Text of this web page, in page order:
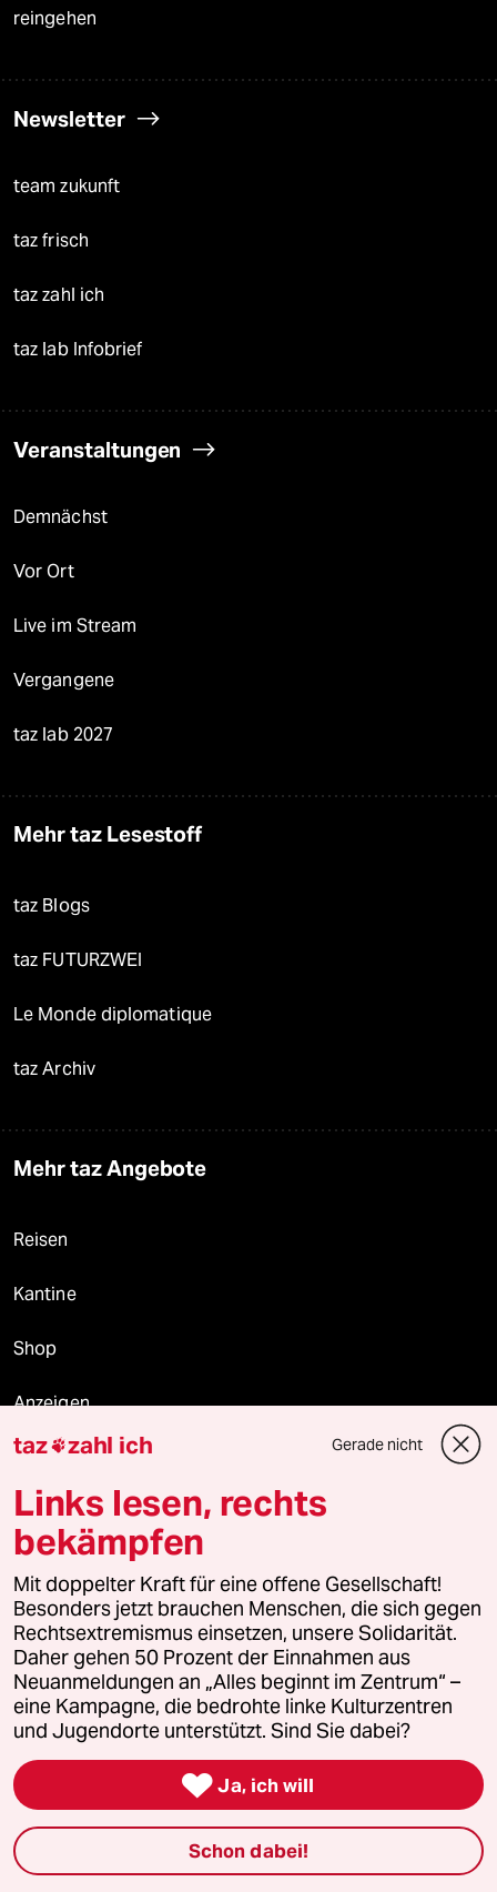
reingehen
Newsletter
team zukunft
taz frisch
taz zahl ich
taz lab Infobrief
Veranstaltungen
Demnächst
Vor Ort
Live im Stream
Vergangene
taz lab 2027
Mehr taz Lesestoff
taz Blogs
taz FUTURZWEI
Le Monde diplomatique
taz Archiv
Mehr taz Angebote
Reisen
Kantine
Shop
Anzeigen
Fragen & Hilfe
Feedback
Aboservice
ePaper Login
Downloads für Abonnierende
© 2026 taz Verlags und Vertriebs GmbH
Alle Rechte vorbehalten. Bei rechtlichen Fragen oder für Genehmigungen
wenden Sie sich bitte anlizenzen@taz.de
taz zahl ich Gerade nicht
Links lesen, rechts
bekämpfen
Mit doppelter Kraft für eine offene Gesellschaft!
Besonders jetzt brauchen Menschen, die sich gegen
Rechtsextremismus einsetzen, unsere Solidarität.
Daher gehen 50 Prozent der Einnahmen aus
Neuanmeldungen an „Alles beginnt im Zentrum“ –
eine Kampagne, die bedrohte linke Kulturzentren
und Jugendorte unterstützt. Sind Sie dabei?
 Ja, ich will
Schon dabei!